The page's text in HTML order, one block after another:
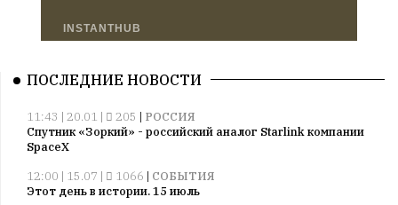
ПОСЛЕДНИЕ НОВОСТИ
11:43 | 20.01 | 205 | РОССИЯ
Спутник «Зоркий» - российский аналог Starlink компании
SpaceX
12:00 | 15.07 |
1066 | СОБЫТИЯ
Этот день в истории. 15 июль